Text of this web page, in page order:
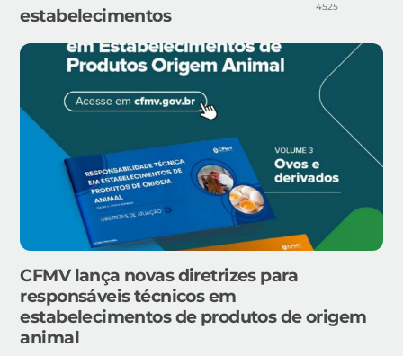
4525
estabelecimentos
CFMV lança novas diretrizes para
responsáveis técnicos em
estabelecimentos de produtos de origem
animal